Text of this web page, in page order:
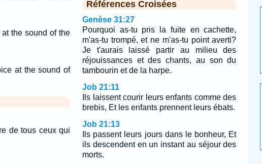
the sound of the
at the sound of
de tous ceux qui
Références Croisées
Genèse 31:27
Pourquoi as-tu pris la fuite en cachette,
m'as-tu trompé, et ne m'as-tu point averti?
Je t'aurais laissé partir au milieu des
réjouissances et des chants, au son du
tambourin et de la harpe.
Job 21:11
Ils laissent courir leurs enfants comme des
brebis, Et les enfants prennent leurs ébats.
Job 21:13
Ils passent leurs jours dans le bonheur, Et
ils descendent en un instant au séjour des
morts.